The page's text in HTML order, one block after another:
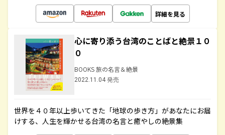
詳細を見る
心に寄り添う台湾のことばと絶景１０
０
BOOKS 旅の名言＆絶景
2022.11.04 発売
世界を４０年以上歩いてきた「地球の歩き方」があなたにお届
けする、人生を輝かせる台湾の名言と癒やしの絶景集